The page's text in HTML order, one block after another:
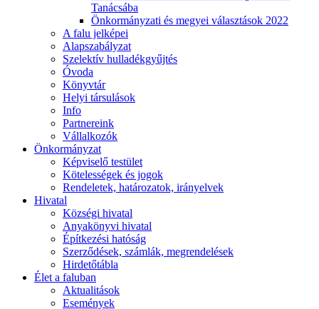
Tanácsába
Önkormányzati és megyei választások 2022
A falu jelképei
Alapszabályzat
Szelektív hulladékgyűjtés
Óvoda
Könyvtár
Helyi társulások
Info
Partnereink
Vállalkozók
Önkormányzat
Képviselő testület
Kötelességek és jogok
Rendeletek, határozatok, irányelvek
Hivatal
Községi hivatal
Anyakönyvi hivatal
Építkezési hatóság
Szerződések, számlák, megrendelések
Hirdetőtábla
Élet a faluban
Aktualitások
Események